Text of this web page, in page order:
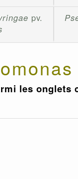
pv.
les onglets